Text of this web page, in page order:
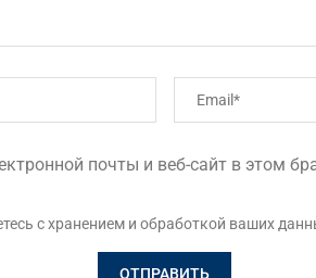
почты и веб-сайт в этом
с хранением и обработкой ваших